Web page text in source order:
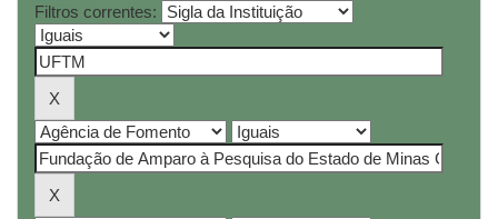
Filtros correntes: